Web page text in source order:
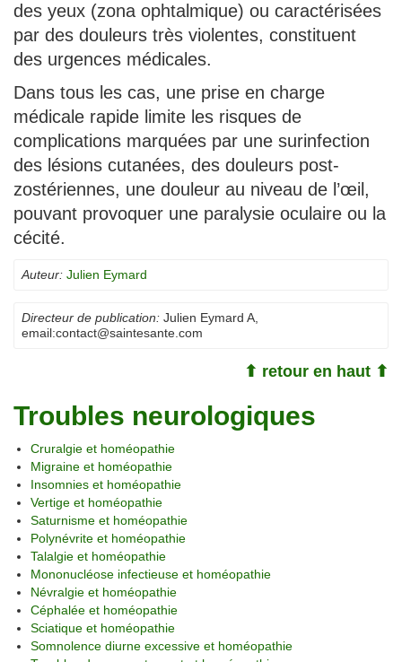
des yeux (zona ophtalmique) ou caractérisées
par des douleurs très violentes, constituent
des urgences médicales.
Dans tous les cas, une prise en charge
médicale rapide limite les risques de
complications marquées par une surinfection
des lésions cutanées, des douleurs post-
zostériennes, une douleur au niveau de l’œil,
pouvant provoquer une paralysie oculaire ou la
cécité.
Auteur: Julien Eymard
Directeur de publication: Julien Eymard A,
email:contact@saintesante.com
⬆ retour en haut ⬆
Troubles neurologiques
Cruralgie et homéopathie
Migraine et homéopathie
Insomnies et homéopathie
Vertige et homéopathie
Saturnisme et homéopathie
Polynévrite et homéopathie
Talalgie et homéopathie
Mononucléose infectieuse et homéopathie
Névralgie et homéopathie
Céphalée et homéopathie
Sciatique et homéopathie
Somnolence diurne excessive et homéopathie